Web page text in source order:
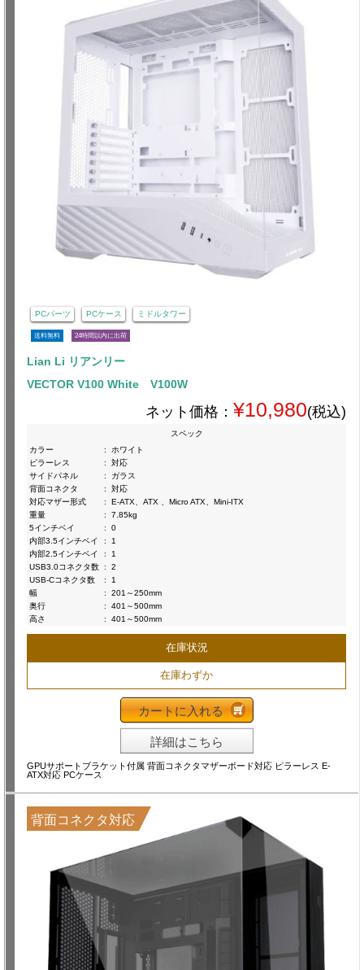
PCパーツ PCケース ミドルタワー
送料無料 24時間以内に出荷
Lian Li リアンリー
VECTOR V100 White V100W
ネット価格： ¥10,980(税込)
スペック
カラー
:
ホワイト
ピラーレス
:
対応
サイドパネル
:
ガラス
背面コネクタ
:
対応
対応マザー形式
:
E-ATX、ATX 、Micro ATX、Mini-ITX
重量
:
7.85kg
5インチベイ
:
0
内部3.5インチベイ
:
1
内部2.5インチベイ
:
1
USB3.0コネクタ数 :
2
USB-Cコネクタ数
:
1
幅
:
201～250mm
奥行
:
401～500mm
高さ
: 401～500mm
在庫状況
在庫わずか
カートに入れる
詳細はこちら
GPUサポートブラケット付属 背面コネクタマザーボード対応 ピラーレス E-
ATX対応 PCケース
背面コネクタ対応